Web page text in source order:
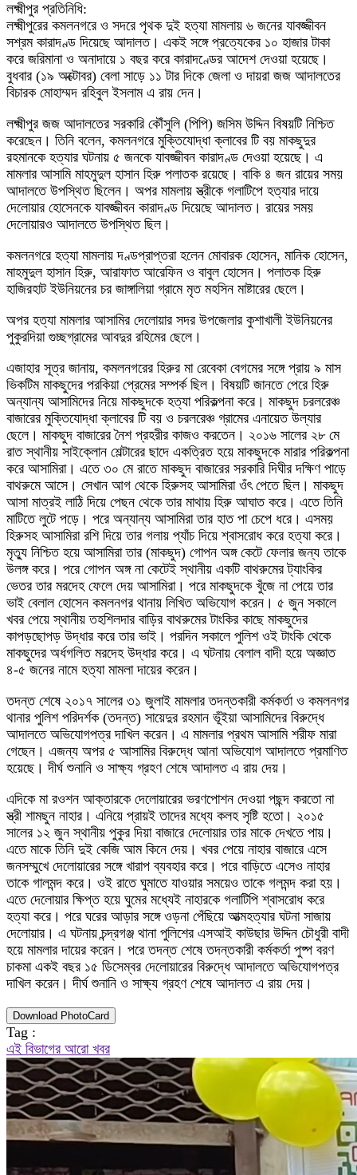
লক্ষ্মীপুর প্রতিনিধি:
লক্ষ্মীপুরের কমলনগরে ও সদরে পৃথক দুই হত্যা মামলায় ৬ জনের যাবজ্জীবন
সশ্রম কারাদণ্ড দিয়েছে আদালত। একই সঙ্গে প্রত্যেকের ১০ হাজার টাকা
করে জরিমানা ও অনাদায়ে ১ বছর করে কারাদণ্ডের আদেশ দেওয়া হয়েছে।
বুধবার (১৯ অক্টোবর) বেলা সাড়ে ১১ টার দিকে জেলা ও দায়রা জজ আদালতের
বিচারক মোহাম্মদ রহিবুল ইসলাম এ রায় দেন।
লক্ষ্মীপুর জজ আদালতের সরকারি কৌঁসুলি (পিপি) জসিম উদ্দিন বিষয়টি নিশ্চিত
করেছেন। তিনি বলেন, কমলনগরে মুক্তিযোদ্ধা ক্লাবের টি বয় মাকছুদুর
রহমানকে হত্যার ঘটনায় ৫ জনকে যাবজ্জীবন কারাদণ্ড দেওয়া হয়েছে। এ
মামলার আসামি মাহমুদুল হাসান হিরু পলাতক রয়েছে। বাকি ৪ জন রায়ের সময়
আদালতে উপস্থিত ছিলেন। অপর মামলায় স্ত্রীকে গলাটিপে হত্যার দায়ে
দেলোয়ার হোসেনকে যাবজ্জীবন কারাদণ্ড দিয়েছে আদালত। রায়ের সময়
দেলোয়ারও আদালতে উপস্থিত ছিল।
কমলনগরে হত্যা মামলায় দণ্ডপ্রাপ্তরা হলেন মোবারক হোসেন, মানিক হোসেন,
মাহমুদুল হাসান হিরু, আরাফাত আরেফিন ও বাবুল হোসেন। পলাতক হিরু
হাজিরহাট ইউনিয়নের চর জাঙ্গালিয়া গ্রামে মৃত মহসিন মাষ্টারের ছেলে।
অপর হত্যা মামলার আসামির দেলোয়ার সদর উপজেলার কুশাখালী ইউনিয়নের
পুকুরদিয়া গুচ্ছগ্রামের আবদুর রহিমের ছেলে।
এজাহার সূত্র জানায়, কমলনগরের হিরুর মা রেবেকা বেগমের সঙ্গে প্রায় ৯ মাস
ভিকটিম মাকছুদের পরকিয়া প্রেমের সম্পর্ক ছিল। বিষয়টি জানতে পেরে হিরু
অন্যান্য আসামিদের নিয়ে মাকছুদকে হত্যা পরিকল্পনা করে। মাকছুদ চরলরেঞ্চ
বাজারের মুক্তিযোদ্ধা ক্লাবের টি বয় ও চরলরেঞ্চ গ্রামের এনায়েত উল্যার
ছেলে। মাকছুদ বাজারের নৈশ প্রহরীর কাজও করতেন। ২০১৬ সালের ২৮ মে
রাত স্থানীয় সাইক্লোন শেল্টারের ছাদে একত্রিত হয়ে মাকছুদকে মারার পরিকল্পনা
করে আসামিরা। এতে ৩০ মে রাতে মাকছুদ বাজারের সরকারি দিঘীর দক্ষিণ পাড়ে
বাথরুমে আসে। সেখান আগ থেকে হিরুসহ আসামিরা ওঁৎ পেতে ছিল। মাকছুদ
আসা মাত্রই লাঠি দিয়ে পেছন থেকে তার মাথায় হিরু আঘাত করে। এতে তিনি
মাটিতে লুটে পড়ে। পরে অন্যান্য আসামিরা তার হাত পা চেপে ধরে। এসময়
হিরুসহ আসামিরা রশি দিয়ে তার গলায় প্যাঁচ দিয়ে শ্বাসরোধ করে হত্যা করে।
মৃত্যু নিশ্চিত হয়ে আসামিরা তার (মাকছুদ) গোপন অঙ্গ কেটে ফেলার জন্য তাকে
উলঙ্গ করে। পরে গোপন অঙ্গ না কেটেই স্থানীয় একটি বাথরুমের ট্যাংকির
ভেতর তার মরদেহ ফেলে দেয় আসামিরা। পরে মাকছুদকে খুঁজে না পেয়ে তার
ভাই বেলাল হোসেন কমলনগর থানায় লিখিত অভিযোগ করেন। ৫ জুন সকালে
খবর পেয়ে স্থানীয় তহশিলদার বাড়ির বাথরুমের টাংকির কাছে মাকছুদের
কাপড়ছোপড় উদ্ধার করে তার ভাই। পরদিন সকালে পুলিশ ওই টাংকি থেকে
মাকছুদের অর্ধগলিত মরদেহ উদ্ধার করে। এ ঘটনায় বেলাল বাদী হয়ে অজ্ঞাত
৪-৫ জনের নামে হত্যা মামলা দায়ের করেন।
তদন্ত শেষে ২০১৭ সালের ৩১ জুলাই মামলার তদন্তকারী কর্মকর্তা ও কমলনগর
থানার পুলিশ পরিদর্শক (তদন্ত) সায়েদুর রহমান ভূঁইয়া আসামিদের বিরুদ্ধে
আদালতে অভিযোগপত্র দাখিল করেন। এ মামলার প্রথম আসামি শরীফ মারা
গেছেন। এজন্য অপর ৫ আসামির বিরুদ্ধে আনা অভিযোগ আদালতে প্রমাণিত
হয়েছে। দীর্ঘ শুনানি ও সাক্ষ্য গ্রহণ শেষে আদালত এ রায় দেয়।
এদিকে মা রওশন আক্তারকে দেলোয়ারের ভরণপোশন দেওয়া পছন্দ করতো না
স্ত্রী শামছুন নাহার। এনিয়ে প্রায়ই তাদের মধ্যে কলহ সৃষ্টি হতো। ২০১৫
সালের ১২ জুন স্থানীয় পুকুর দিয়া বাজারে দেলোয়ার তার মাকে দেখতে পায়।
এতে মাকে তিনি দুই কেজি আম কিনে দেয়। খবর পেয়ে নাহার বাজারে এসে
জনসম্মুখে দেলোয়ারের সঙ্গে খারাপ ব্যবহার করে। পরে বাড়িতে এসেও নাহার
তাকে গালমন্দ করে। ওই রাতে ঘুমাতে যাওয়ার সময়েও তাকে গলমন্দ করা হয়।
এতে দেলোয়ার ক্ষিপ্ত হয়ে ঘুমের মধ্যেই নাহারকে গলাটিপি শ্বাসরোধ করে
হত্যা করে। পরে ঘরের আড়ার সঙ্গে ওড়না পেঁছিয়ে আত্মহত্যার ঘটনা সাজায়
দেলোয়ার। এ ঘটনায় চন্দ্রগঞ্জ থানা পুলিশের এসআই কাউছার উদ্দিন চৌধুরী বাদী
হয়ে মামলার দায়ের করেন। পরে তদন্ত শেষে তদন্তকারী কর্মকর্তা পুষ্প বরণ
চাকমা একই বছর ১৫ ডিসেম্বর দেলোয়ারের বিরুদ্ধে আদালতে অভিযোগপত্র
দাখিল করেন। দীর্ঘ শুনানি ও সাক্ষ্য গ্রহণ শেষে আদালত এ রায় দেয়।
Download PhotoCard
Tag :
এই বিভাগের আরো খবর